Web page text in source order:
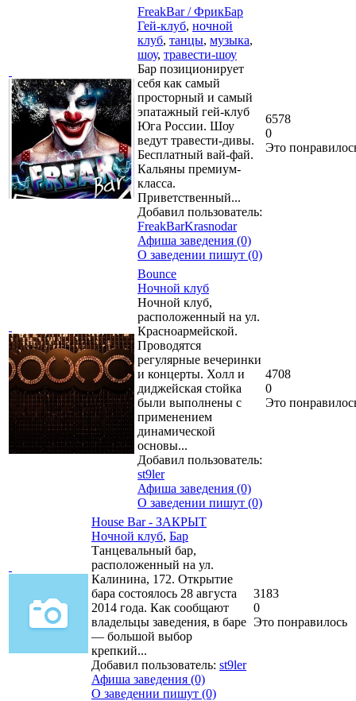
FreakBar / ФрикБар
Гей-клуб, ночной
клуб, танцы, музыка,
шоу, травести-шоу
Бар позиционирует
себя как самый
просторный и самый
эпатажный гей-клуб
Юга России. Шоу
ведут травести-дивы.
Бесплатный вай-фай.
Кальяны премиум-
класса.
Приветственный...
Добавил пользователь:
FreakBarKrasnodar
Афиша заведения (0)
О заведении пишут (0)
6578
0
Это
Bounce
Ночной клуб
Ночной клуб,
расположенный на ул.
Красноармейской.
Проводятся
регулярные вечеринки
и концерты. Холл и
диджейская стойка
были выполнены с
применением
динамической
основы...
Добавил пользователь:
st9ler
Афиша заведения (0)
О заведении пишут (0)
4708
0
Это
House Bar - ЗАКРЫТ
Ночной клуб, Бар
Танцевальный бар,
расположенный на ул.
Калинина, 172. Открытие
бара состоялось 28 августа
2014 года. Как сообщают
владельцы заведения, в баре
— большой выбор
крепкий...
Добавил пользователь: st9ler
Афиша заведения (0)
О заведении пишут (0)
3183
0
Это понравилось